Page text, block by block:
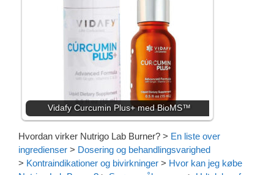
Vidafy Curcumin Plus+ med BioMS™
Hvordan virker Nutrigo Lab Burner? > En liste over
ingredienser > Dosering og behandlingsvarighed
> Kontraindikationer og bivirkninger > Hvor kan jeg købe